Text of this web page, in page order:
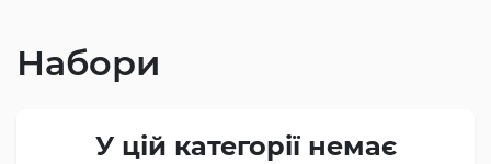
Набори
У цій категорії немає